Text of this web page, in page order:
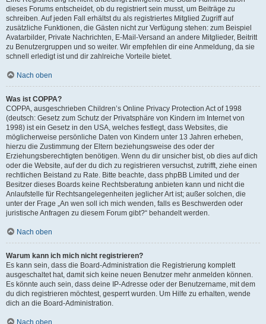
dieses Forums entscheidet, ob du registriert sein musst, um Beiträge zu
schreiben. Auf jeden Fall erhältst du als registriertes Mitglied Zugriff auf
zusätzliche Funktionen, die Gästen nicht zur Verfügung stehen: zum Beispiel
Avatarbilder, Private Nachrichten, E-Mail-Versand an andere Mitglieder, Beitritt
zu Benutzergruppen und so weiter. Wir empfehlen dir eine Anmeldung, da sie
schnell erledigt ist und dir zahlreiche Vorteile bietet.
Nach oben
Was ist COPPA?
COPPA, ausgeschrieben Children’s Online Privacy Protection Act of 1998
(deutsch: Gesetz zum Schutz der Privatsphäre von Kindern im Internet von
1998) ist ein Gesetz in den USA, welches festlegt, dass Websites, die
möglicherweise persönliche Daten von Kindern unter 13 Jahren erheben,
hierzu die Zustimmung der Eltern beziehungsweise des oder der
Erziehungsberechtigten benötigen. Wenn du dir unsicher bist, ob dies auf dich
oder die Website, auf der du dich zu registrieren versuchst, zutrifft, ziehe einen
rechtlichen Beistand zu Rate. Bitte beachte, dass phpBB Limited und der
Besitzer dieses Boards keine Rechtsberatung anbieten kann und nicht die
Anlaufstelle für Rechtsangelegenheiten jeglicher Art ist; außer solchen, die
unter der Frage „An wen soll ich mich wenden, falls es Beschwerden oder
juristische Anfragen zu diesem Forum gibt?“ behandelt werden.
Nach oben
Warum kann ich mich nicht registrieren?
Es kann sein, dass die Board-Administration die Registrierung komplett
ausgeschaltet hat, damit sich keine neuen Benutzer mehr anmelden können.
Es könnte auch sein, dass deine IP-Adresse oder der Benutzername, mit dem
du dich registrieren möchtest, gesperrt wurden. Um Hilfe zu erhalten, wende
dich an die Board-Administration.
Nach oben